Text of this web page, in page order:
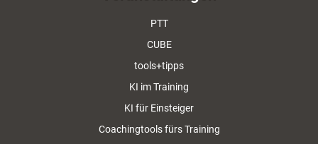
PTT
CUBE
tools+tipps
KI im Training
KI für Einsteiger
Coachingtools fürs Training